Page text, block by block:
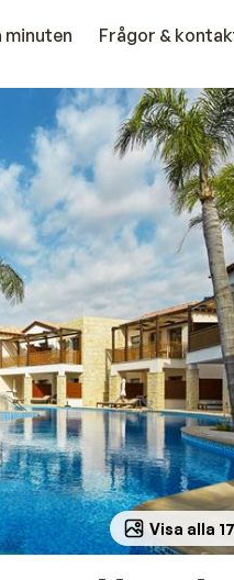
minuten Frågor &
Visa alla